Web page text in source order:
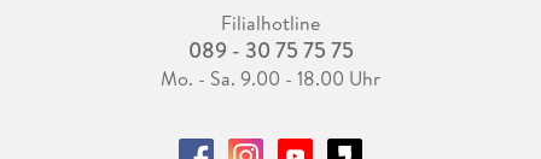
Filialhotline
089 - 30 75 75 75
Mo. - Sa. 9.00 - 18.00 Uhr